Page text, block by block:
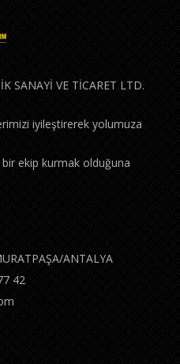
SANAYİ VE TİCARET LTD.
iyileştirerek yolumuza
bir ekip kurmak olduğuna
ANTALYA
42